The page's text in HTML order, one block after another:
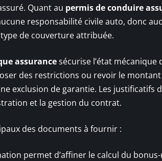
Quant au permis de conduire
responsabilité civile auto, donc
de couverture attribuée.
assurancesécurise l’état
des restrictions ou revoir le
exclusion de garantie. Les
et la gestion du contrat.
des documents à fournir :
permet d’affiner le calcul du